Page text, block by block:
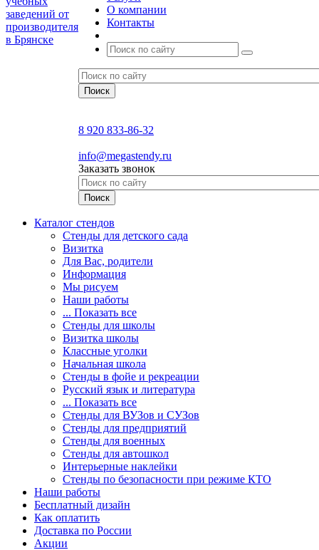
О компании
Контакты
8 920 833-86-32
info@megastendy.ru
Заказать звонок
Каталог стендов
Стенды для детского сада
Визитка
Для Вас, родители
Информация
Мы рисуем
Наши работы
... Показать все
Стенды для школы
Визитка школы
Классные уголки
Начальная школа
Стенды в фойе и рекреации
Русский язык и литература
... Показать все
Стенды для ВУЗов и СУЗов
Стенды для предприятий
Стенды для военных
Стенды для автошкол
Интерьерные наклейки
Стенды по безопасности при режиме КТО
Наши работы
Бесплатный дизайн
Как оплатить
Доставка по России
Акции